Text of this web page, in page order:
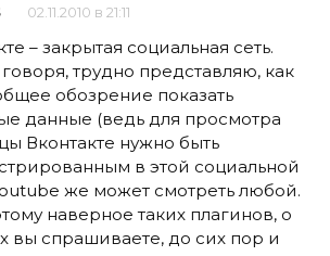
02.11.2010 в 21:11
– закрытая социальная сеть.
трудно представляю, как
обозрение показать
данные (ведь для просмотра
Вконтакте нужно быть
в этой социальной
же может смотреть любой.
наверное таких плагинов, о
вы спрашиваете, до сих пор и